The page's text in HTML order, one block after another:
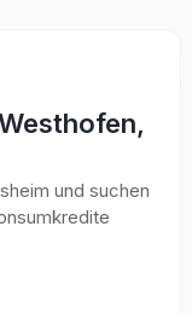
und suchen